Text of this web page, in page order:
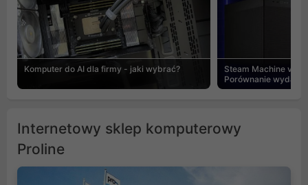
Komputer do AI dla firmy - jaki wybrać?
Steam Machine vs
Porównanie
Internetowy sklep komputerowy
Proline